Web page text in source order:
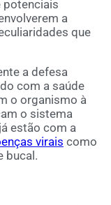
potenciais
a
que
a defesa
com a saúde
o organismo à
o sistema
estão com a
virais como
bucal.